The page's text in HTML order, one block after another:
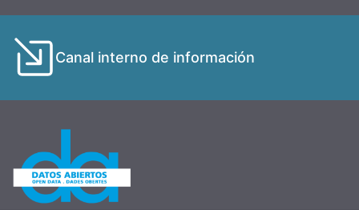
Canal interno de información